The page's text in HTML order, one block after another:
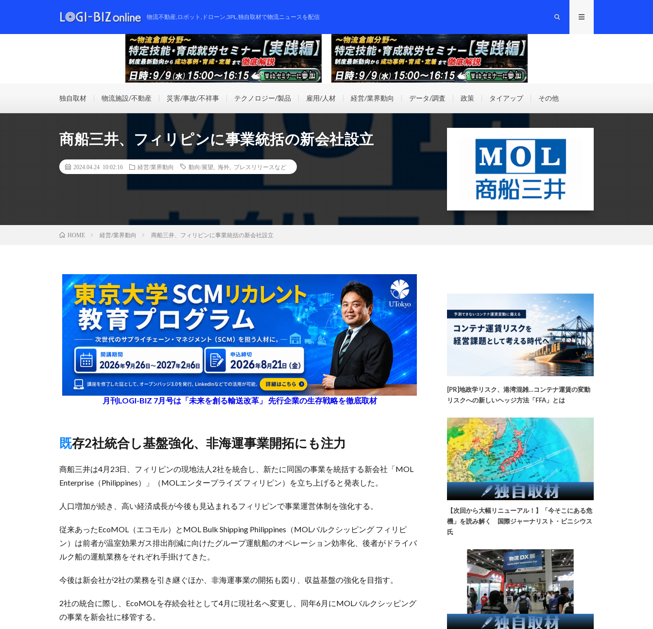
物流不動産,ロボット,ドローン,3PL,独自取材で物流ニュースを配信
独自取材 物流施設/不動産 災害/事故/不祥事 テクノロジー/製品 雇用/人材 経営/業界動向 データ/調査 政策 タイアップ その他
商船三井、フィリピンに事業統括の新会社設立
2024.04.24 10:02:16 経営/業界動向 動向/展望 海外 プレスリリースなど
HOME 経営/業界動向 商船三井、フィリピンに事業統括の新会社設立
月刊LOGI-BIZ 7月号は「未来を創る輸送改革」 先行企業の生存戦略を徹底取材
既存2社統合し基盤強化、非海運事業開拓にも注力
商船三井は4月23日、フィリピンの現地法人2社を統合し、新たに同国の事業を統括する新会社「MOL
Enterprise（Philippines）」（MOLエンタープライズ フィリピン）を立ち上げると発表した。
人口増加が続き、高い経済成長が今後も見込まれるフィリピンで事業運営体制を強化する。
従来あったEcoMOL（エコモル）とMOL Bulk Shipping Philippines（MOLバルクシッピング フィリピ
ン）は前者が温室効果ガス排出削減に向けたグループ運航船のオペレーション効率化、後者がドライバ
ルク船の運航業務をそれぞれ手掛けてきた。
今後は新会社が2社の業務を引き継ぐほか、非海運事業の開拓も図り、収益基盤の強化を目指す。
2社の統合に際し、EcoMOLを存続会社として4月に現社名へ変更し、同年6月にMOLバルクシッピング
の事業を新会社に移管する。
[PR]地政学リスク、港湾混雑…コンテナ運賃の変動
リスクへの新しいヘッジ方法「FFA」とは
【次回から大幅リニューアル！】「今そこにある危
機」を読み解く 国際ジャーナリスト・ビニシウス
氏